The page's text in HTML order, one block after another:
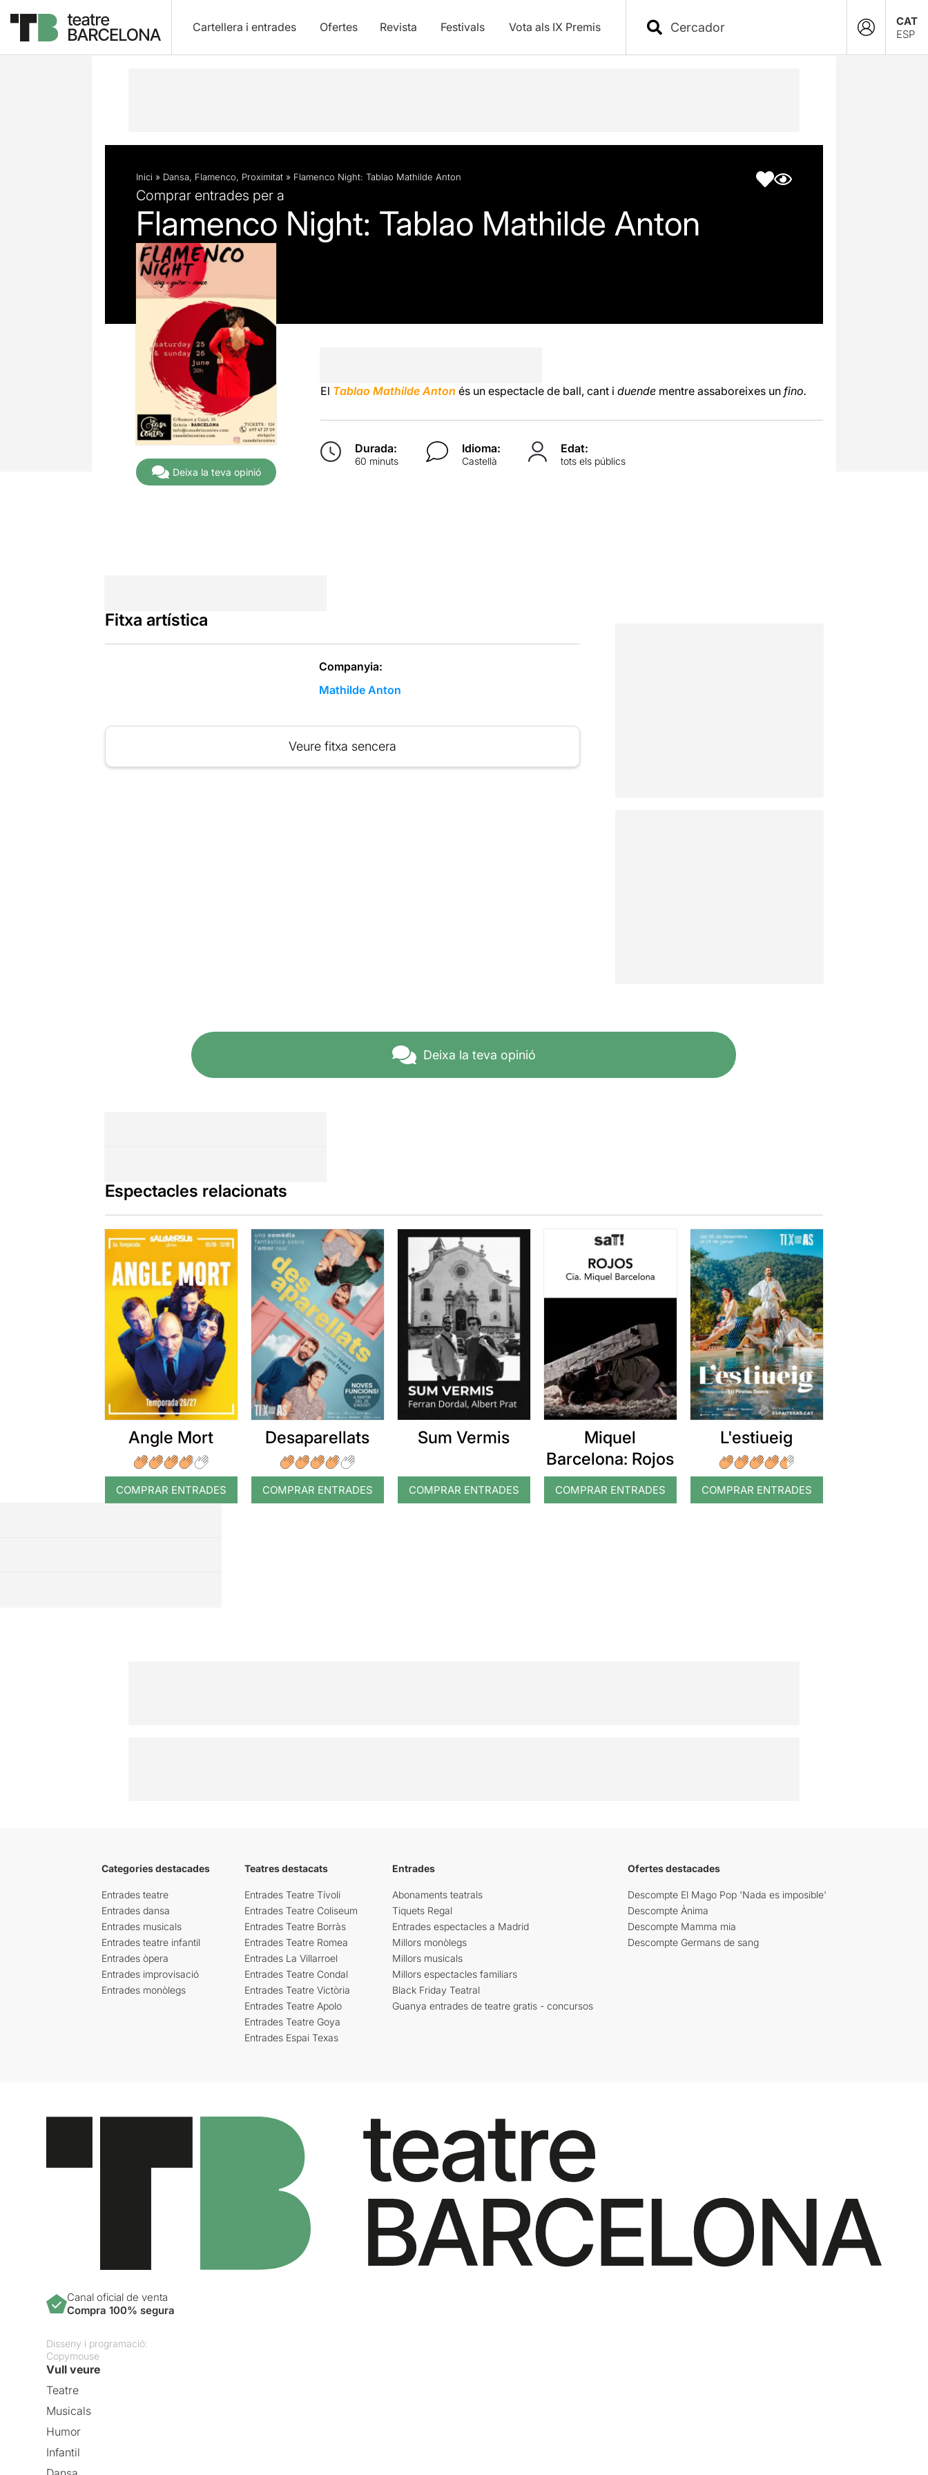
Cartellera i entrades Ofertes Revista Festivals Vota als IX Premis
CAT
ESP
Descripció Fitxa artística
Inici » Dansa, Flamenco, Proximitat » Flamenco Night: Tablao Mathilde Anton
Comprar entrades per a
Flamenco Night: Tablao Mathilde Anton
Deixa la teva opinió
El Tablao Mathilde Anton és un espectacle de ball, cant i duendementre assaboreixes un fino.
Durada:
60 minuts
Idioma:
Castellà
Edat:
tots els públics
Fitxa artística
Companyia:
Mathilde Anton
Veure fitxa sencera
Deixa la teva opinió
Espectacles relacionats
Angle Mort
COMPRAR ENTRADES
Desaparellats
COMPRAR ENTRADES
Sum Vermis
COMPRAR ENTRADES
Miquel
Barcelona: Rojos
COMPRAR ENTRADES
L'estiueig
COMPRAR ENTRADES
Categories destacades
Entrades teatre
Entrades dansa
Entrades musicals
Entrades teatre infantil
Entrades òpera
Entrades improvisació
Entrades monòlegs
Teatres destacats
Entrades Teatre Tívoli
Entrades Teatre Coliseum
Entrades Teatre Borràs
Entrades Teatre Romea
Entrades La Villarroel
Entrades Teatre Condal
Entrades Teatre Victòria
Entrades Teatre Apolo
Entrades Teatre Goya
Entrades Espai Texas
Entrades
Abonaments teatrals
Tiquets Regal
Entrades espectacles a Madrid
Millors monòlegs
Millors musicals
Millors espectacles familiars
Black Friday Teatral
Guanya entrades de teatre gratis - concursos
Ofertes destacades
Descompte El Mago Pop 'Nada es imposible'
Descompte Ànima
Descompte Mamma mia
Descompte Germans de sang
Canal oficial de venta
Compra 100% segura
Disseny i programació:
Copymouse
Vull veure
Teatre
Musicals
Humor
Infantil